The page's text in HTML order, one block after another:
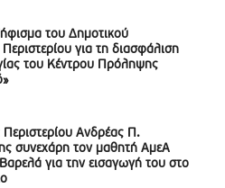
του Δημοτικού
για τη διασφάλιση
του Κέντρου Πρόληψης
Ανδρέας Π.
συνεχάρη τον μαθητή ΑμεΑ
για την εισαγωγή του στο